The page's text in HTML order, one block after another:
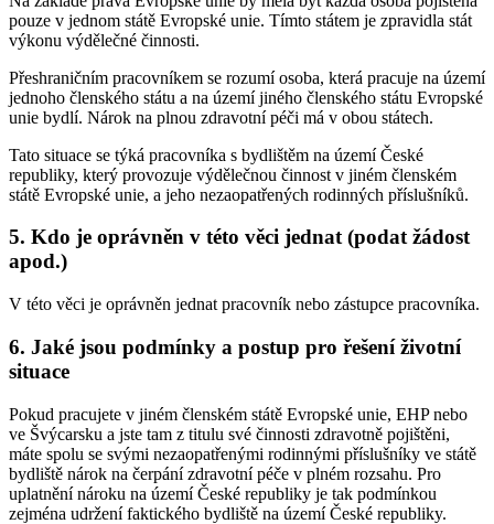
pouze v jednom státě Evropské unie. Tímto státem je zpravidla stát
výkonu výdělečné činnosti.
Přeshraničním pracovníkem se rozumí osoba, která pracuje na území
jednoho členského státu a na území jiného členského státu Evropské
unie bydlí. Nárok na plnou zdravotní péči má v obou státech.
Tato situace se týká pracovníka s bydlištěm na území České
republiky, který provozuje výdělečnou činnost v jiném členském
státě Evropské unie, a jeho nezaopatřených rodinných příslušníků.
5. Kdo je oprávněn v této věci jednat (podat žádost
apod.)
V této věci je oprávněn jednat pracovník nebo zástupce pracovníka.
6. Jaké jsou podmínky a postup pro řešení životní
situace
Pokud pracujete v jiném členském státě Evropské unie, EHP nebo
ve Švýcarsku a jste tam z titulu své činnosti zdravotně pojištěni,
máte spolu se svými nezaopatřenými rodinnými příslušníky ve státě
bydliště nárok na čerpání zdravotní péče v plném rozsahu. Pro
uplatnění nároku na území České republiky je tak podmínkou
zejména udržení faktického bydliště na území České republiky.